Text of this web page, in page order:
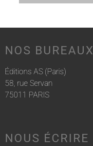
NOS BUREAUX
Éditions AS (Paris)
58, rue Servan
75011 PARIS
NOUS ÉCRIRE